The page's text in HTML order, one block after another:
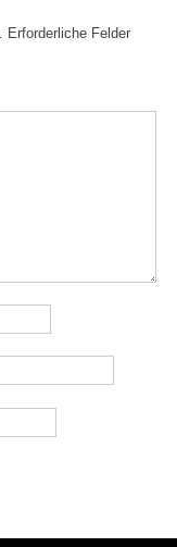
Erforderliche Felder